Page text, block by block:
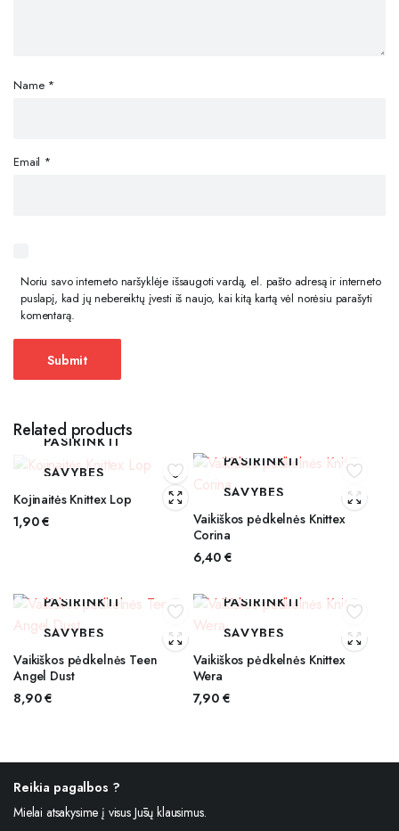
Name *
Email *
Noriu savo interneto naršyklėje išsaugoti vardą, el. pašto adresą ir interneto
puslapį, kad jų nebereiktų įvesti iš naujo, kai kitą kartą vėl norėsiu parašyti
komentarą.
Related products
PASIRINKTI
SAVYBES
Kojinaitės Knittex Lop
1,90€
PASIRINKTI
SAVYBES
Vaikiškos pėdkelnės Knittex
Corina
6,40 €
PASIRINKTI
SAVYBES
Vaikiškos pėdkelnės Teen
Angel Dust
8,90€
PASIRINKTI
SAVYBES
Vaikiškos pėdkelnės Knittex
Wera
7,90 €
Reikia pagalbos ?
Mielai atsakysime į visus Jūsų klausimus.